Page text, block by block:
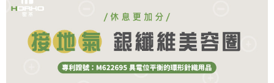
是否繳費成功／繳費後需取消欲退款等相關疑問，請聯繫「AFTEE先享後付
客戶支援中心」
https://netprotections.freshdesk.com/support/home
【注意事項】
１．透過由恩沛科技股份有限公司提供之「AFTEE先享後付」服務完成之交
權轉讓予恩沛科技股份有限公司。
每筆NT$80，滿NT$490(含以上)免運費
每筆NT$80，滿NT$490(含以上)免運費